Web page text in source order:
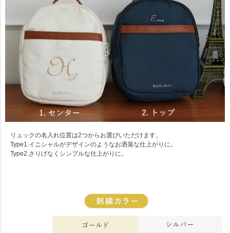
リュックの名入れ位置は2つからお選びいただけます。
Type1.イニシャルがデザインのようなお洒落な仕上がりに。
Type2.さりげなくシンプルな仕上がりに。